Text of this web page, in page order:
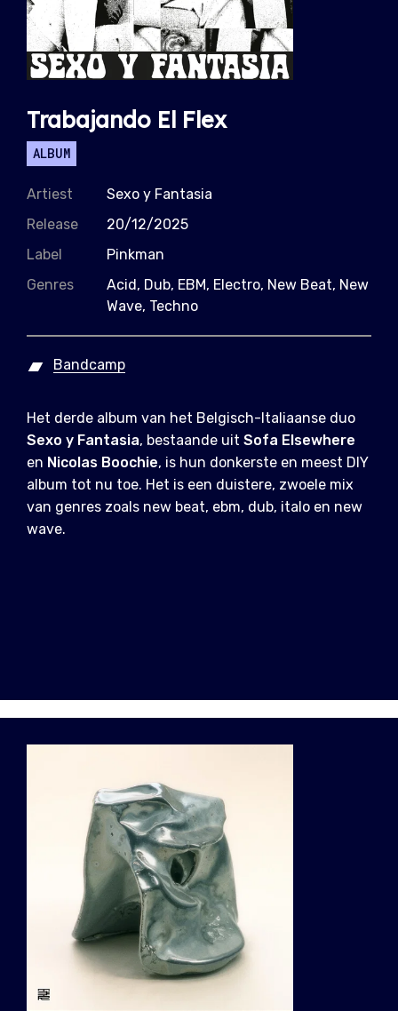
Trabajando El Flex
ALBUM
Artiest
Sexo y Fantasia
Release
20/12/2025
Label
Pinkman
Genres
Acid, Dub, EBM, Electro, New Beat, New
Wave, Techno
Bandcamp
Het derde album van het Belgisch-Italiaanse duo
Sexo y Fantasia, bestaande uit Sofa Elsewhere
en Nicolas Boochie, is hun donkerste en meest DIY
album tot nu toe. Het is een duistere, zwoele mix
van genres zoals new beat, ebm, dub, italo en new
wave.